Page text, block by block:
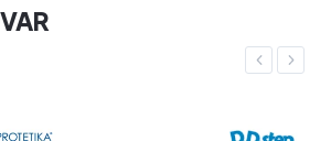
Previous
Next